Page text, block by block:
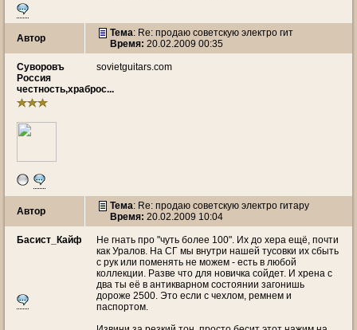
Автор Тема: Re: продаю советскую электро гит
Время: 20.02.2009 00:35
Суворовъ
Россия
честность,храброс...
sovietguitars.com
Автор Тема: Re: продаю советскую электро гитару
Время: 20.02.2009 10:04
Басист_Кайф
Не гнать про "чуть более 100". Их до хера ещё, почти
как Уралов. На СГ мы внутри нашей тусовки их сбыть
с рук или поменять не можем - есть в любой
коллекции. Разве что для новичка сойдет. И хрена с
два ты её в антикварном состоянии загонишь
дороже 2500. Это если с чехлом, ремнем и
паспортом.